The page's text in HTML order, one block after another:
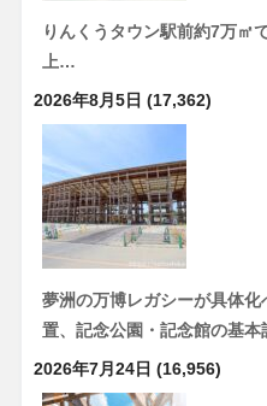
りんくうタウン駅前約7万㎡
上…
2026年8月5日 (17,362)
夢洲の万博レガシーが具体
置、記念公園・記念館の基本
2026年7月24日 (16,956)